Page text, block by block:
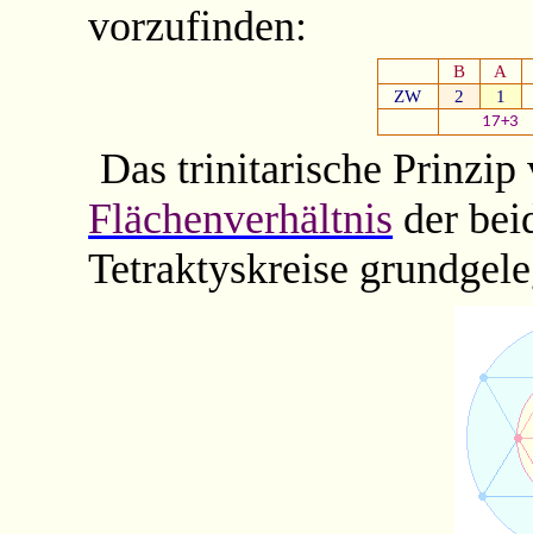
vorzufinden:
B
A
ZW
2 1
17+3
Das trinitarische
Flächenverhältnis der
Tetraktyskreise